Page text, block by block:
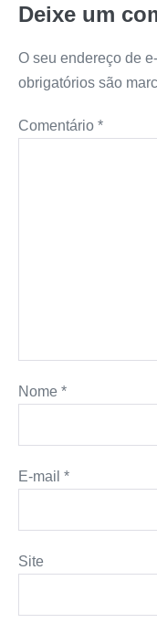
Deixe um
O seu endereço de
obrigatórios são
Comentário *
Nome *
E-mail *
Site